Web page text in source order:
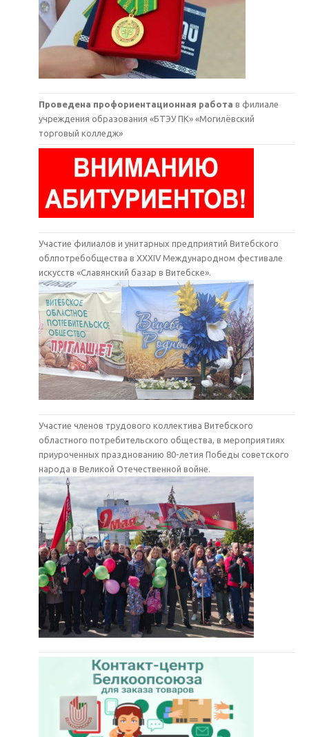
Проведена профориентационная работа в филиале
учреждения образования «БТЭУ ПК» «Могилёвский
торговый колледж»
Участие филиалов и унитарных предприятий Витебского
облпотребобщества в XXXIV Международном фестивале
искусств «Славянский базар в Витебске».
Участие членов трудового коллектива Витебского
областного потребительского общества, в мероприятиях
приуроченных празднованию 80-летия Победы советского
народа в Великой Отечественной войне.